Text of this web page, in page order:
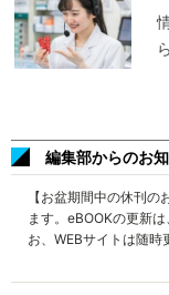
編集部からのお
【お盆期間中の休刊
ます。eBOOKの更新
お、WEBサイトは随時